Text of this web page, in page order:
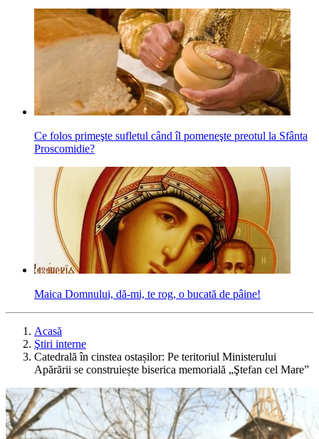
Ce folos primeşte sufletul când îl pomeneşte preotul la Sfânta
Proscomidie?
Maica Domnului, dă-mi, te rog, o bucată de pâine!
Acasă
Ştiri interne
Catedrală în cinstea ostașilor: Pe teritoriul Ministerului
Apărării se construiește biserica memorială „Ştefan cel Mare”